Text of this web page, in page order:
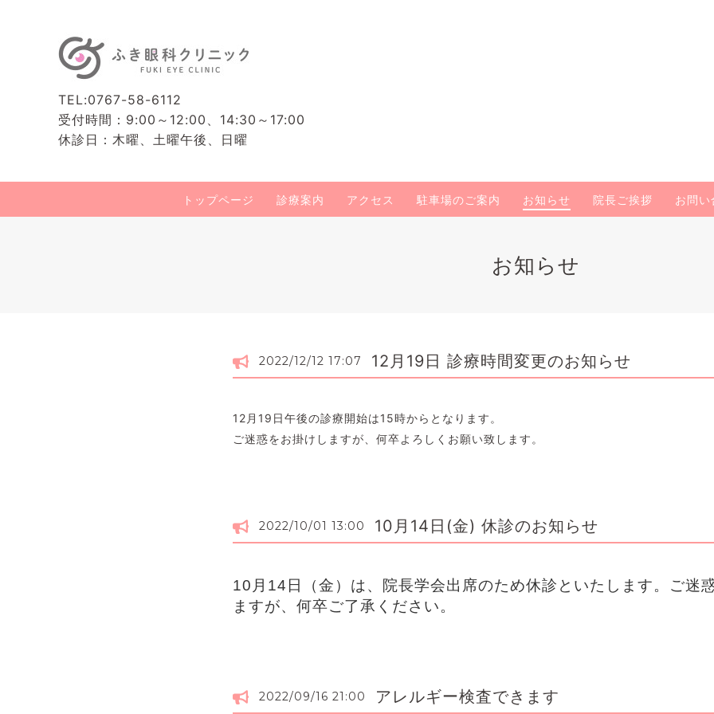
TEL:0767-58-6112
受付時間：9:00～12:00、14:30～17:00
休診日：木曜、土曜午後、日曜
トップページ 診療案内 アクセス 駐車場のご案内 お知らせ 院長ご挨拶 お問い
お知らせ
2022/12/12 17:07 12月19日 診療時間変更のお知らせ
12月19日午後の診療開始は15時からとなります。
ご迷惑をお掛けしますが、何卒よろしくお願い致します。
2022/10/01 13:00 10月14日(金) 休診のお知らせ
10月14日（金）は、院長学会出席のため休診といたします。ご迷
ますが、何卒ご了承ください。
2022/09/16 21:00 アレルギー検査できます